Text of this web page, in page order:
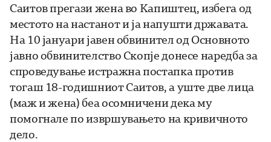
Саитов прегази жена во Капиштец, избега од
местото на настанот и ја напушти државата.
На 10 јануари јавен обвинител од Основното
јавно обвинителство Скопје донесе наредба за
спроведување истражна постапка против
тогаш 18-годишниот Саитов, а уште две лица
(маж и жена) беа осомничени дека му
помогнале по извршувањето на кривичното
дело.